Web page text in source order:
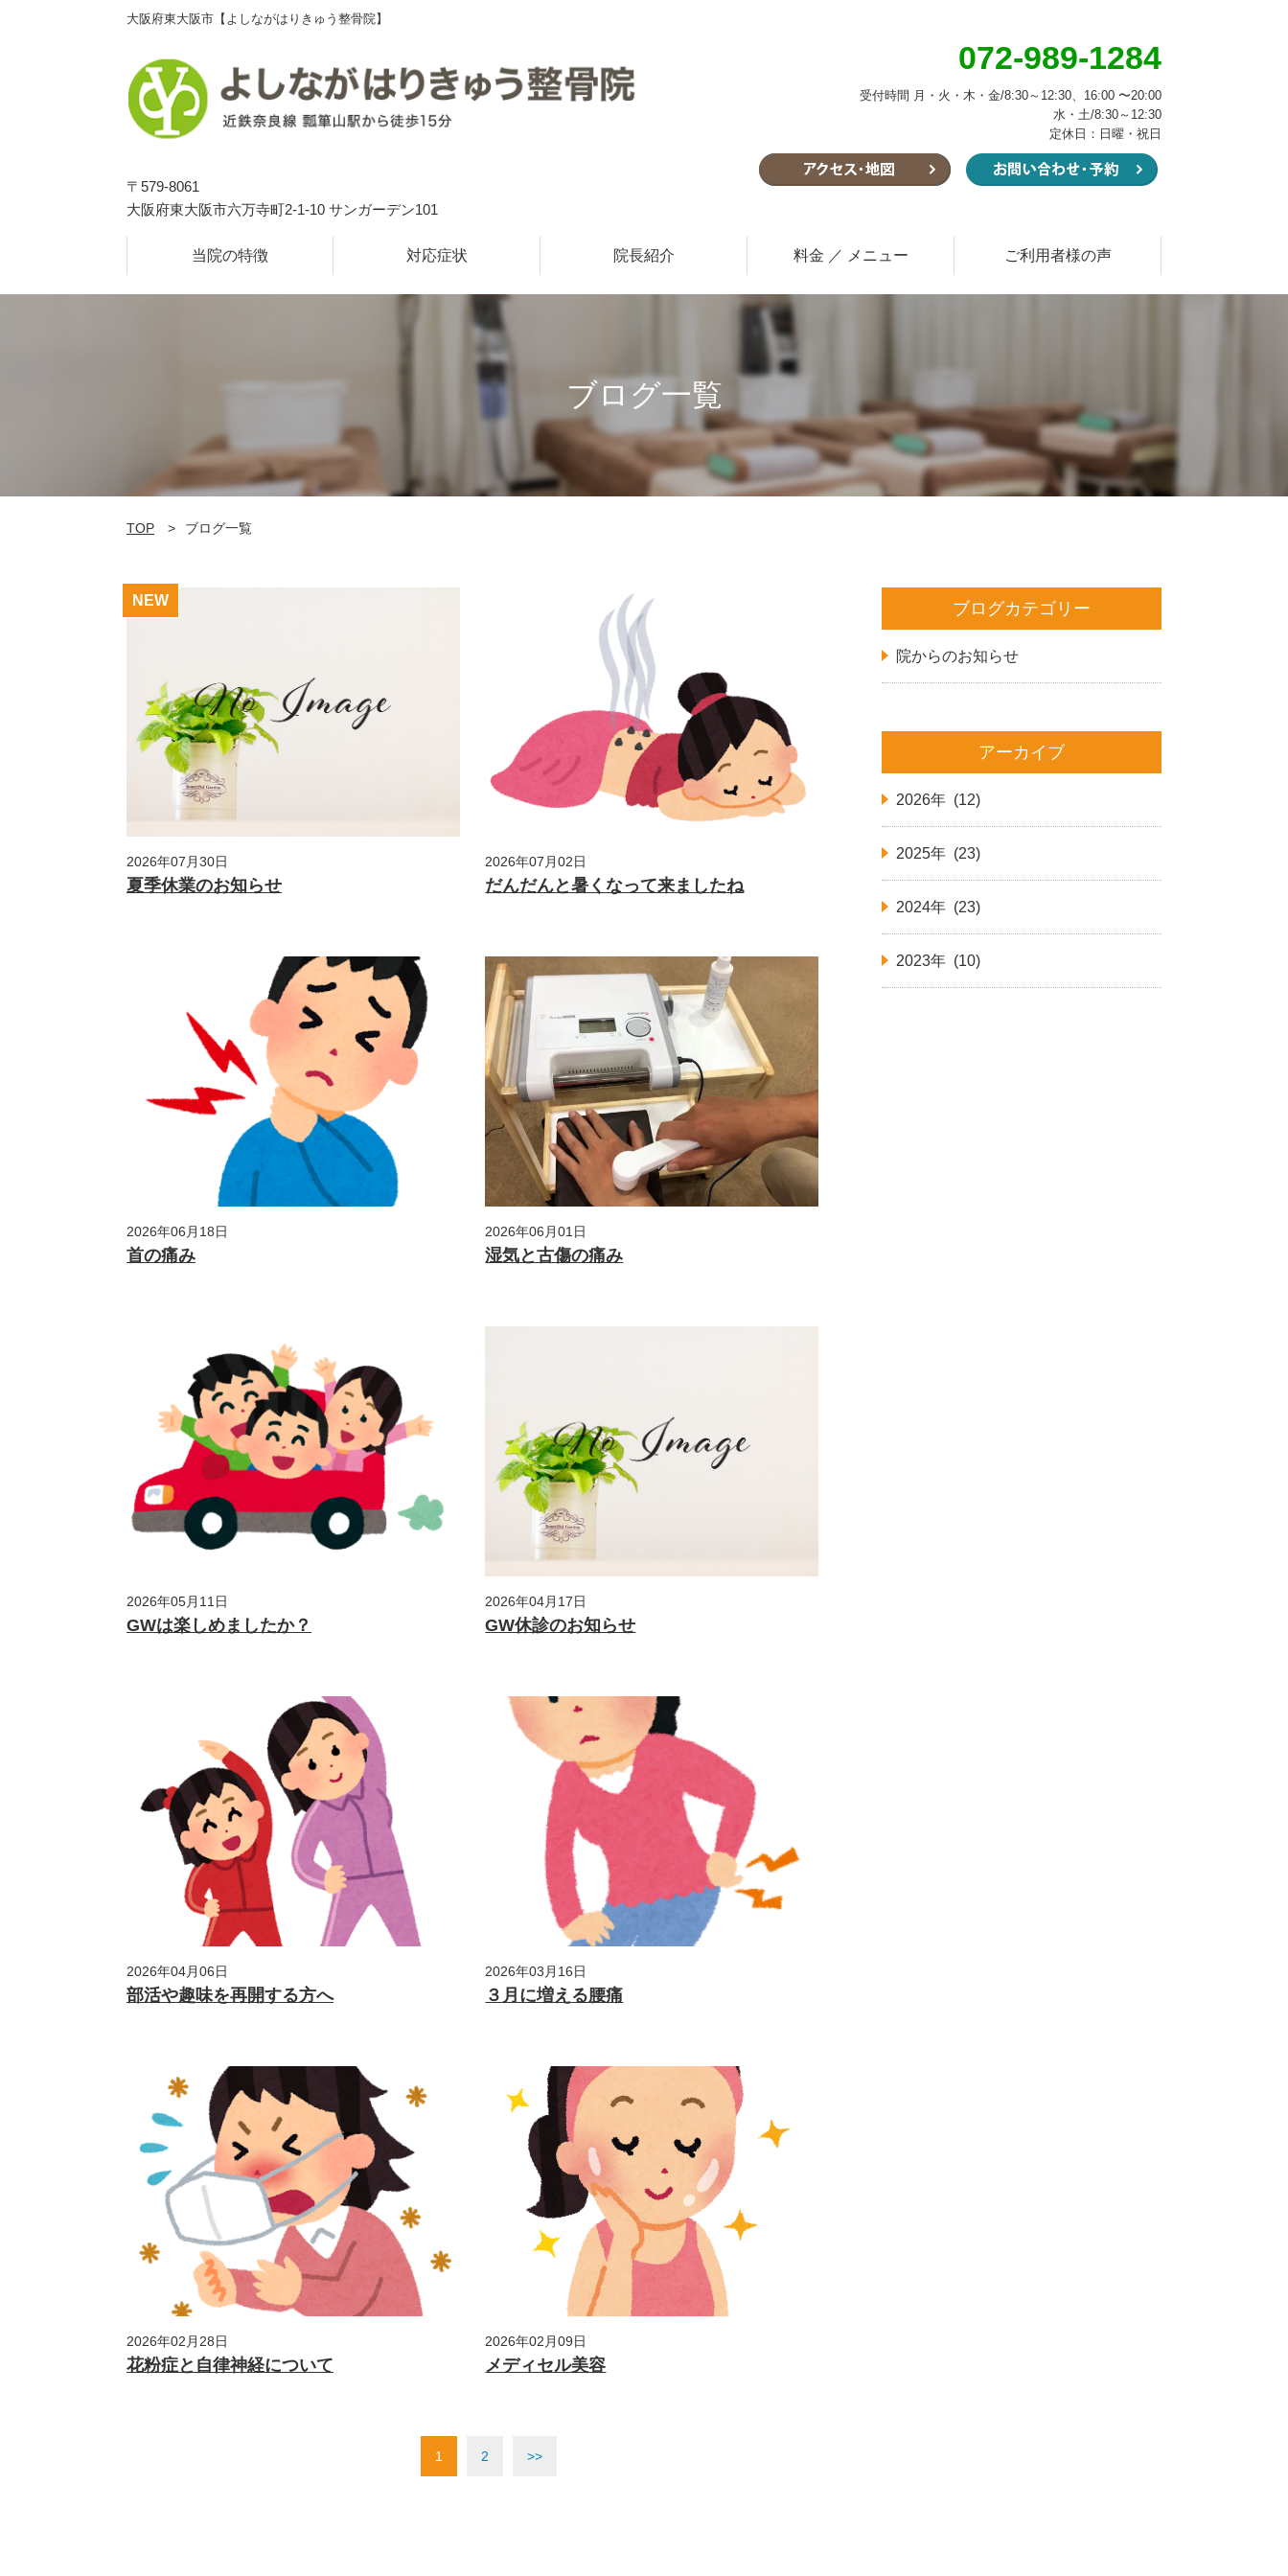
大阪府東大阪市【よしながはりきゅう整骨院】
〒579-8061
大阪府東大阪市六万寺町2-1-10 サンガーデン101
072-989-1284
受付時間 月・火・木・金/8:30～12:30、16:00 〜20:00
水・土/8:30～12:30
定休日：日曜・祝日
当院の特徴 対応症状 院長紹介 料金 ／ メニュー ご利用者様の声
ブログ一覧
TOP ブログ一覧
NEW
2026年07月30日
夏季休業のお知らせ
2026年07月02日
だんだんと暑くなって来ましたね
2026年06月18日
首の痛み
2026年06月01日
湿気と古傷の痛み
2026年05月11日
GWは楽しめましたか？
2026年04月17日
GW休診のお知らせ
2026年04月06日
部活や趣味を再開する方へ
2026年03月16日
３月に増える腰痛
2026年02月28日
花粉症と自律神経について
2026年02月09日
メディセル美容
1 2 >>
ブログカテゴリー
院からのお知らせ
アーカイブ
2026年 (12)
2025年 (23)
2024年 (23)
2023年 (10)